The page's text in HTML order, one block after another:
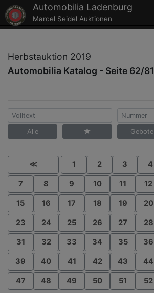
Automobilia Ladenburg
Marcel Seidel Auktionen
Herbstauktion 2019
Automobilia Katalog - Seite 62/81
Alle Gebote
≪ 1 2 3 4
7 8 9 10 11 12
15 16 17 18 19 20
23 24 25 26 27 28
31 32 33 34 35 36
39 40 41 42 43 44
47 48 49 50 51 52